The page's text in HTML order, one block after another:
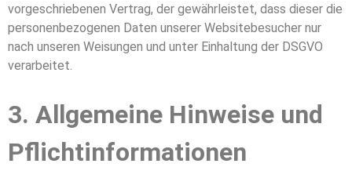
vorgeschriebenen Vertrag, der gewährleistet, dass dieser die
personenbezogenen Daten unserer Websitebesucher nur
nach unseren Weisungen und unter Einhaltung der DSGVO
verarbeitet.
3. Allgemeine Hinweise und
Pflicht­informationen